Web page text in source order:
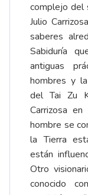
complejo del
Julio
saberes
Sabiduría
antiguas
hombres y
del Tai Zu
Carrizosa
hombre se
la Tierra
están
Otro
conocido